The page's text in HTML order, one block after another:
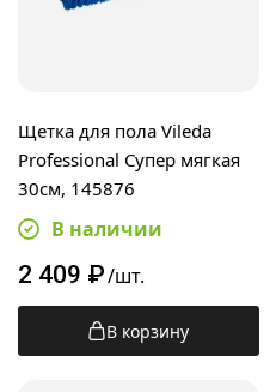
Щетка для пола Vileda
Professional Супер мягкая
30см, 145876
В наличии
2 409 ₽/шт.
В корзину